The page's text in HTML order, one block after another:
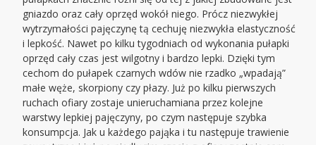
gniazdo oraz cały oprzęd wokół niego. Prócz niezwykłej
wytrzymałości pajęczynę tą cechuję niezwykła elastyczność
i lepkość. Nawet po kilku tygodniach od wykonania pułapki
oprzęd cały czas jest wilgotny i bardzo lepki. Dzięki tym
cechom do pułapek czarnych wdów nie rzadko „wpadają”
małe węże, skorpiony czy płazy. Już po kilku pierwszych
ruchach ofiary zostaje unieruchamiana przez kolejne
warstwy lepkiej pajęczyny, po czym następuje szybka
konsumpcja. Jak u każdego pająka i tu następuje trawienie